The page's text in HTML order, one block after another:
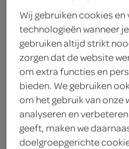
citroen
g'woon
1.
49
1.5 Liter
Wij gebruiken cookies
technologieën wanneer
gebruiken altijd strikt
zorgen dat de website
om extra functies en
bieden. We gebruiken
om het gebruik van onze
analyseren en
geeft, maken we
doelgroepgerichte